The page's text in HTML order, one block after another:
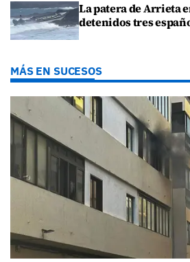
La patera de Arrieta
detenidos tres
MÁS EN SUCESOS